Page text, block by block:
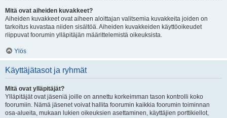
Mitä ovat aiheiden kuvakkeet?
Aiheiden kuvakkeet ovat aiheen aloittajan valitsemia kuvakkeita joiden on
tarkoitus kuvastaa niiden sisältöä. Aiheiden kuvakkeiden käyttöoikeudet
riippuvat foorumin ylläpitäjän määrittelemistä oikeuksista.
Ylös
Käyttäjätasot ja ryhmät
Mitä ovat ylläpitäjät?
Ylläpitäjät ovat jäseniä joille on annettu korkeimman tason kontrolli koko
foorumiin. Nämä jäsenet voivat hallita foorumin kaikkia foorumin toiminnan
osa-alueita, mukaan lukien oikeuksien asettaminen, käyttäjien porttikiellot,